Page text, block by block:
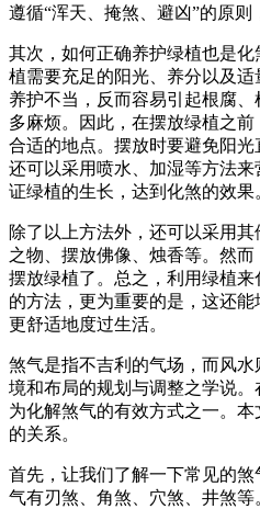
遵循“浑天、掩煞、避凶”的原则
其次，如何正确养护绿植也是
植需要充足的阳光、养分以及
养护不当，反而容易引起根腐
多麻烦。因此，在摆放绿植之
合适的地点。摆放时要避免阳光
还可以采用喷水、加湿等方法
证绿植的生长，达到化煞的效果
除了以上方法外，还可以采用
之物、摆放佛像、烛香等。然
摆放绿植了。总之，利用绿植
的方法，更为重要的是，这还
更舒适地度过生活。
煞气是指不吉利的气场，而风
境和布局的规划与调整之学说
为化解煞气的有效方式之一。
的关系。
首先，让我们了解一下常见的
气有刃煞、角煞、穴煞、井煞